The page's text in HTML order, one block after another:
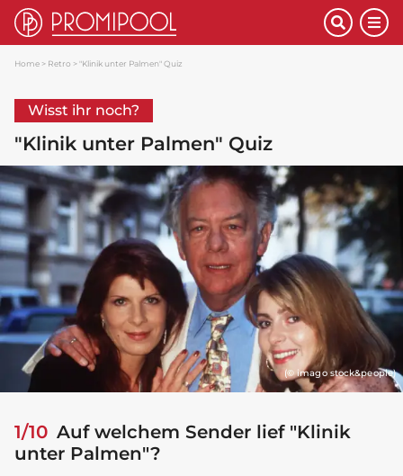
Home Retro "Klinik unter Palmen" Quiz
Wisst ihr noch?
"Klinik unter Palmen" Quiz
(© imago stock&people)
1/10 Auf welchem Sender lief "Klinik
unter Palmen"?